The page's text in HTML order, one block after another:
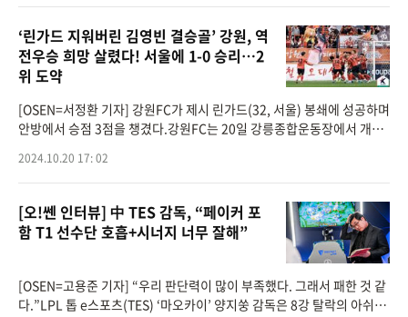
‘린가드 지워버린 김영빈 결승골’ 강원, 역
전우승 희망 살렸다! 서울에 1-0 승리…2
위 도약
[OSEN=서정환 기자] 강원FC가 제시 린가드(32, 서울) 봉쇄에 성공하며
안방에서 승점 3점을 챙겼다.강원FC는 20일 강릉종합운동장에서 개최
다. 강원은 (1승2무4
2024.10.20 17: 02
[오!쎈 인터뷰] 中 TES 감독, “페이커 포
함 T1 선수단 호흡+시너지 너무 잘해”
[OSEN=고용준 기자] “우리 판단력이 많이 부족했다. 그래서 패한 것 같
다.”LPL 톱 e스포츠(TES) ‘마오카이’ 양지쑹 감독은 8강 탈락의 아쉬움